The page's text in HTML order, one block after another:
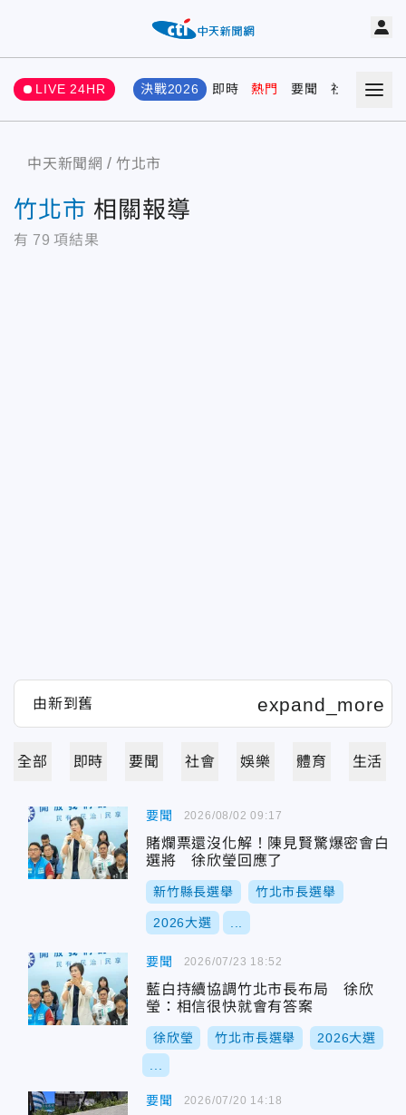
LIVE 24HR 決戰2026 即時 熱門 要聞 社會 娛樂
中天新聞網 竹北市
竹北市 相關報導
有 79 項結果
全部 即時 要聞 社會 娛樂 體育 生活
要聞
賭爛票還沒化解！陳見賢驚爆密會白
選將 徐欣瑩回應了
新竹縣長選舉 竹北市長選舉
2026大選
2026/08/02 09:17
要聞
藍白持續協調竹北市長布局 徐欣
瑩：相信很快就會有答案
徐欣瑩 竹北市長選舉 2026大選
2026/07/23 18:52
要聞 2026/07/20 14:18